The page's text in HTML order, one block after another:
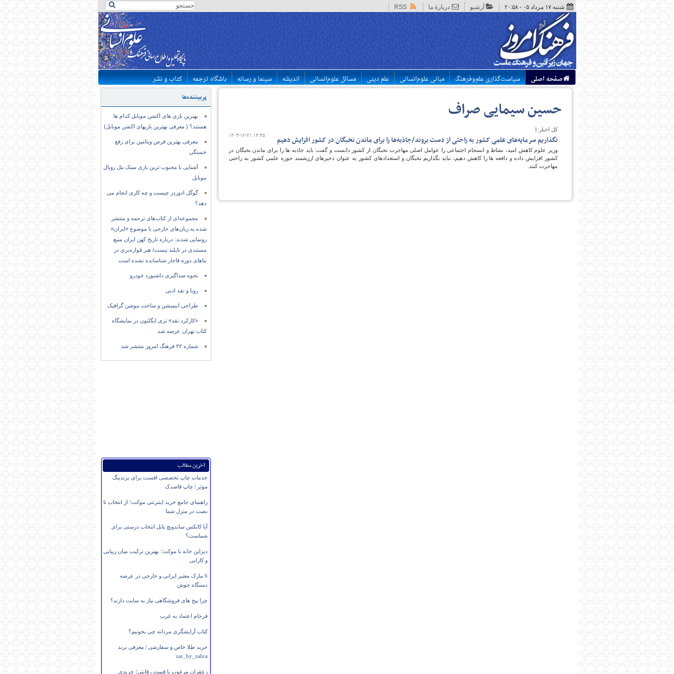
شنبه ۱۷ مرداد ۰۵ - ۲۰:۵۸ آرشیو دربارهٔ ما RSS
صفحه اصلی سیاست‌گذاری علم‌وفرهنگ مبانی علوم‌انسانی علم دینی مسائل علوم‌انسانی اندیشه سینما و رسانه باشگاه ترجمه کتاب و نشر
پربیننده‌ها
بهترین بازی های اکشن موبایل کدام ها
هستند؟ ( معرفی بهترین بازیهای اکشن موبایل)
معرفی بهترین قرص ویتامین برای رفع
خستگی
آشنایی با محبوب ترین بازی سبک بتل رویال
موبایل
گوگل ادوردز چیست و چه کاری انجام می
دهد؟
مجموعه‌ای از کتاب‌های ترجمه و منتشر
شده به زبان‌های خارجی با موضوع «ایران»
رونمایی شدند: درباره تاریخ کهن ایران منبع
مستندی در تایلند نیست/ هنر قواره‌بری در
بناهای دوره قاجار شناسانده نشده است
نحوه صداگیری داشبورد خودرو
رویا و نقد ادبی
طراحی انیمیشن و ساخت موشن گرافیک
«کارکرد نقد» تری ایگلتون در نمایشگاه
کتاب تهران عرضه شد
شماره ۲۲ فرهنگ امروز منتشر شد
آخرین مطالب
خدمات چاپ تخصصی افست برای برندینگ
موثر | چاپ قاصدک
راهنمای جامع خرید اینترنتی موکت؛ از انتخاب تا
نصب در منزل شما
آیا کانکس ساندویچ پانل انتخاب درستی برای
شماست؟
دیزاین خانه با موکت؛ بهترین ترکیب میان زیبایی
و کارایی
6 مارک معتبر ایرانی و خارجی در عرضه
دستگاه جوش
چرا پیج های فروشگاهی نیاز به سایت دارند؟
فرجام اعتماد به غرب
کتاب آرایشگری مردانه چی بخونیم؟
خرید طلا خاص و سفارشی | معرفی برند
zar_by_zahra
زعفران مرغوب با قیمت رقابتی؛ خریدی
حسین سیمایی صراف
کل اخبار:1
۱۴۰۳-۱۲-۲۱ ۱۴:۴۵ نگذاریم سرمایه‌های علمی کشور به راحتی از دست بروند/جاذبه‌ها را برای ماندن نخبگان در کشور افزایش دهیم
وزیر علوم کاهش امید، نشاط و انسجام اجتماعی را عوامل اصلی مهاجرت نخبگان از کشور دانست و گفت: باید جاذبه ها را برای ماندن نخبگان در
کشور افزایش داده و دافعه ها را کاهش دهیم، نباید بگذاریم نخبگان و استعدادهای کشور به عنوان ذخیرهای ارزشمند حوزه علمی کشور به راحتی
مهاجرت کنند.